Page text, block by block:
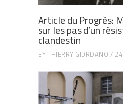
Article du Progrès:
sur les pas d’un
clandestin
BYTHIERRY GIORDANO